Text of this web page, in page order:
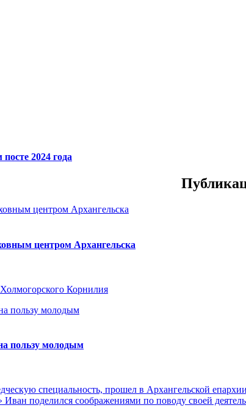
2024 года
центром Архангельска
Корнилия
пользу молодым
специальность, прошел в Архангельской
поделился соображениями по поводу своей